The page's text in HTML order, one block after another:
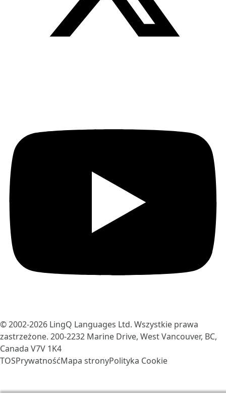
© 2002-2026 LingQ Languages Ltd. Wszystkie prawa
zastrzeżone. 200-2232 Marine Drive, West Vancouver, BC,
Canada V7V 1K4
TOSPrywatnośćMapa stronyPolityka Cookie